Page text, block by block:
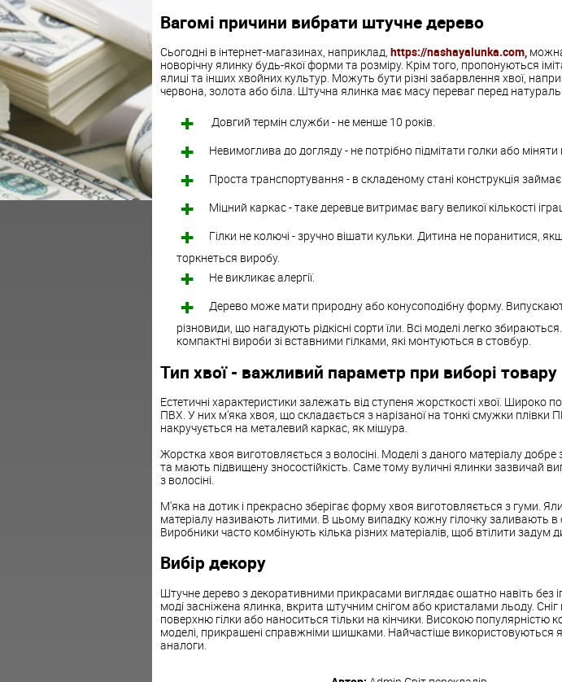
Вагомі причини вибрати штучнедерево
Сьогодні в інтернет-магазинах, наприклад, https://nashayalunka.com,
новорічнуялинкубудь-якоїформи та розміру. Крімтого, пропонуються
ялиці та іншиххвойних культур. Можуть бути різні забарвлення хвої,
червона, золота абобіла. Штучна ялинка має масу переваг перед
Довгий термін служби - не менше 10 років.
Невимоглива додогляду- не потрібно підмітати голки або міняти
Проста транспортування - в складеномустані конструкція займає
Міцний каркас-такедеревце витримає вагу великої кількості
Гілки не колючі -зручно вішати кульки. Дитина не поранитися,
торкнеться виробу.
Не викликаєалергії.
Дерево може мати природнуабо конусоподібнуформу.
різновиди, що нагадують рідкісні сортиїли. Всі моделі легкозбираються.
компактні вироби зі вставними гілками, які монтуються в стовбур.
Тип хвої- важливий параметр при виборі товару
Естетичні характеристики залежать відступеня жорсткості хвої. Широко
ПВХ. У них м'яка хвоя, щоскладається з нарізаної на тонкі смужки плівки
накручується на металевий каркас, як мішура.
Жорстка хвоя виготовляється з волосіні. Моделі зданого матеріалудобре
та мають підвищенузносостійкість. Саметому вуличні ялинки зазвичай
з волосіні.
М'яка на дотик і прекраснозберігаєформухвоя виготовляється з гуми.
матеріалу називають литими. В цьому випадку кожну гілочкузаливають в
Виробники часто комбінують кілька різних матеріалів, щоб втілити задум
Вибірдекору
Штучне деревоз декоративними прикрасами виглядаєошатно навіть без
моді засніжена ялинка вкрита штучнимснігомабо кристалами льоду. Сніг
поверхню гілки або наноситься тільки на кінчики Високою популярністю
моделі прикрашені справжніми шишками Найчастіше використовуються
аналоги